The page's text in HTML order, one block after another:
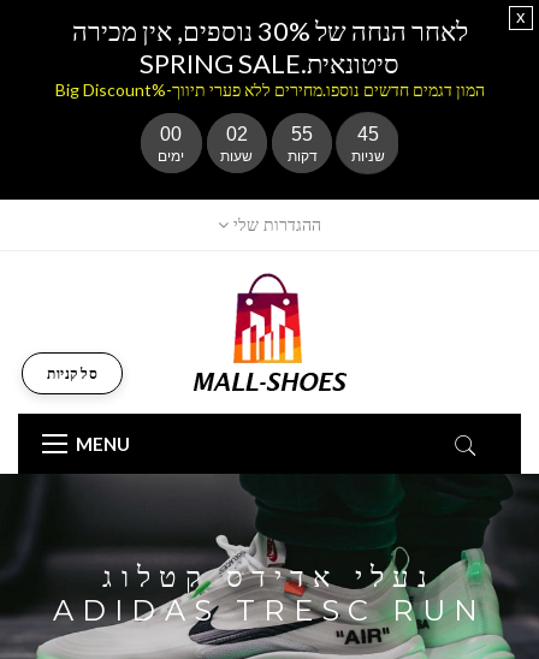
ההגדרות שלי
MENU
סל קניות
נעלי אדידס קטלוג
ADIDAS TRESC RUN
לאחר הנחה של 30% נוספים, אין מכירה
סיטונאית.SPRING SALE
המון דגמים חדשים נוספו.מחירים ללא פערי תיווך-%Big Discount
00
ימים
02
שעות
55
דקות
44
שניות
x